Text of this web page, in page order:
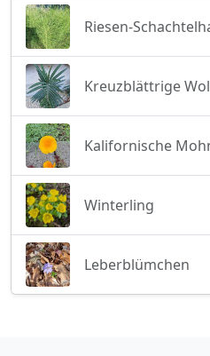
Riesen-
Kreuzblättrige
Kalifornische
Winterling
Leberblümchen